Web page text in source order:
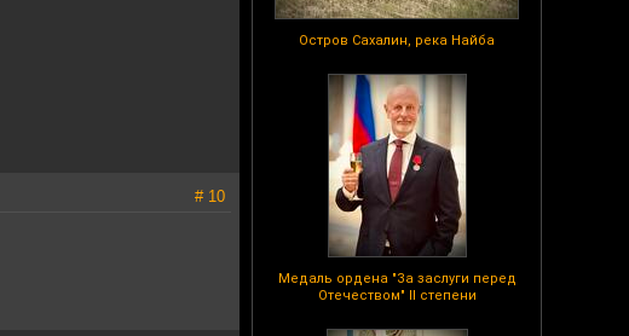
Остров Сахалин, река Найба
Медаль ордена "За заслуги перед
Отечеством" II степени
# 10